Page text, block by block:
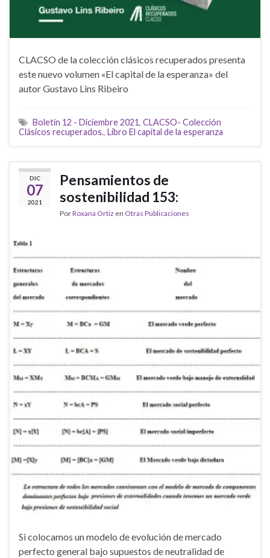
CLACSO de la colección clásicos recuperados presenta
este nuevo volumen «El capital de la esperanza» del
autor Gustavo Lins Ribeiro
Boletín 12 - Diciembre 2021, CLACSO- Colección
Clásicos recuperados., Libro El capital de la esperanza
DIC
07
2021
Pensamientos de
sostenibilidad 153:
PorRoxana Ortiz en Otras Publicaciones
Si colocamos un modelo de evolución de mercado
perfecto general bajo supuestos de neutralidad de